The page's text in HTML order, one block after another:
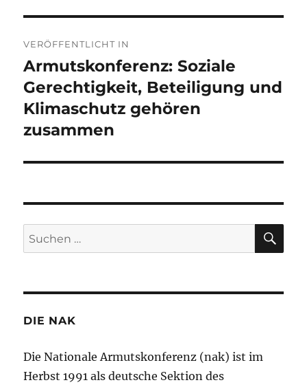
VERÖFFENTLICHT IN
Armutskonferenz: Soziale
Gerechtigkeit, Beteiligung und
Klimaschutz gehören
zusammen
Suchen
nach:
DIE NAK
Die Nationale Armutskonferenz (nak) ist im
Herbst 1991 als deutsche Sektion des